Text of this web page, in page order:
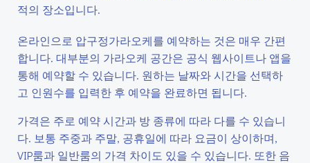
적의 장소입니다.
온라인으로 압구정가라오케를 예약하는 것은 매우 간편
합니다. 대부분의 가라오케 공간은 공식 웹사이트나 앱을
통해 예약할 수 있습니다. 원하는 날짜와 시간을 선택하
고 인원수를 입력한 후 예약을 완료하면 됩니다.
가격은 주로 예약 시간과 방 종류에 따라 다를 수 있습니
다. 보통 주중과 주말, 공휴일에 따라 요금이 상이하며,
VIP룸과 일반룸의 가격 차이도 있을 수 있습니다. 또한 음